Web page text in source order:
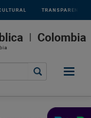
TRANSPARENCIA